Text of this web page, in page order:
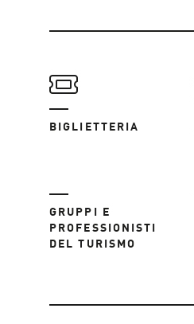
BIGLIETTERIA
GRUPPI E
PROFESSIONISTI
DEL TURISMO